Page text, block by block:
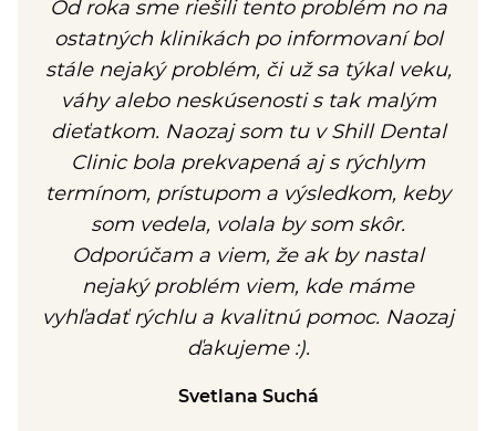
Od roka sme riešili tento problém no na
ostatných klinikách po informovaní bol
stále nejaký problém, či už sa týkal veku,
váhy alebo neskúsenosti s tak malým
dieťatkom. Naozaj som tu v Shill Dental
Clinic bola prekvapená aj s rýchlym
termínom, prístupom a výsledkom, keby
som vedela, volala by som skôr.
Odporúčam a viem, že ak by nastal
nejaký problém viem, kde máme
vyhľadať rýchlu a kvalitnú pomoc. Naozaj
ďakujeme :).
Svetlana Suchá